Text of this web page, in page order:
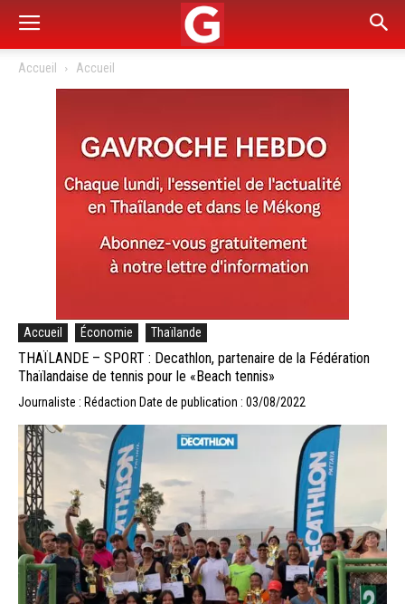
Accueil Accueil
Accueil Économie Thaïlande
THAÏLANDE – SPORT : Decathlon, partenaire de la Fédération
Thaïlandaise de tennis pour le «Beach tennis»
Journaliste : Rédaction Date de publication : 03/08/2022